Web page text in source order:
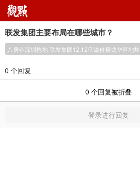
联发集团主要布局在哪些城市？
八房企深圳抢地 联发集团12.12亿溢价摘龙华区地块
0 个回复
0 个回复被折叠
登录进行回复